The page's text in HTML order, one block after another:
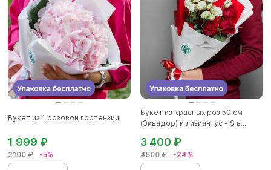
Букет из 1 розовой гортензии
2100 ₽ -5%
1 999 ₽
Букет из красных роз 50 см
(Эквадор) и лизиантус - S в...
4500 ₽ -24%
3 400 ₽